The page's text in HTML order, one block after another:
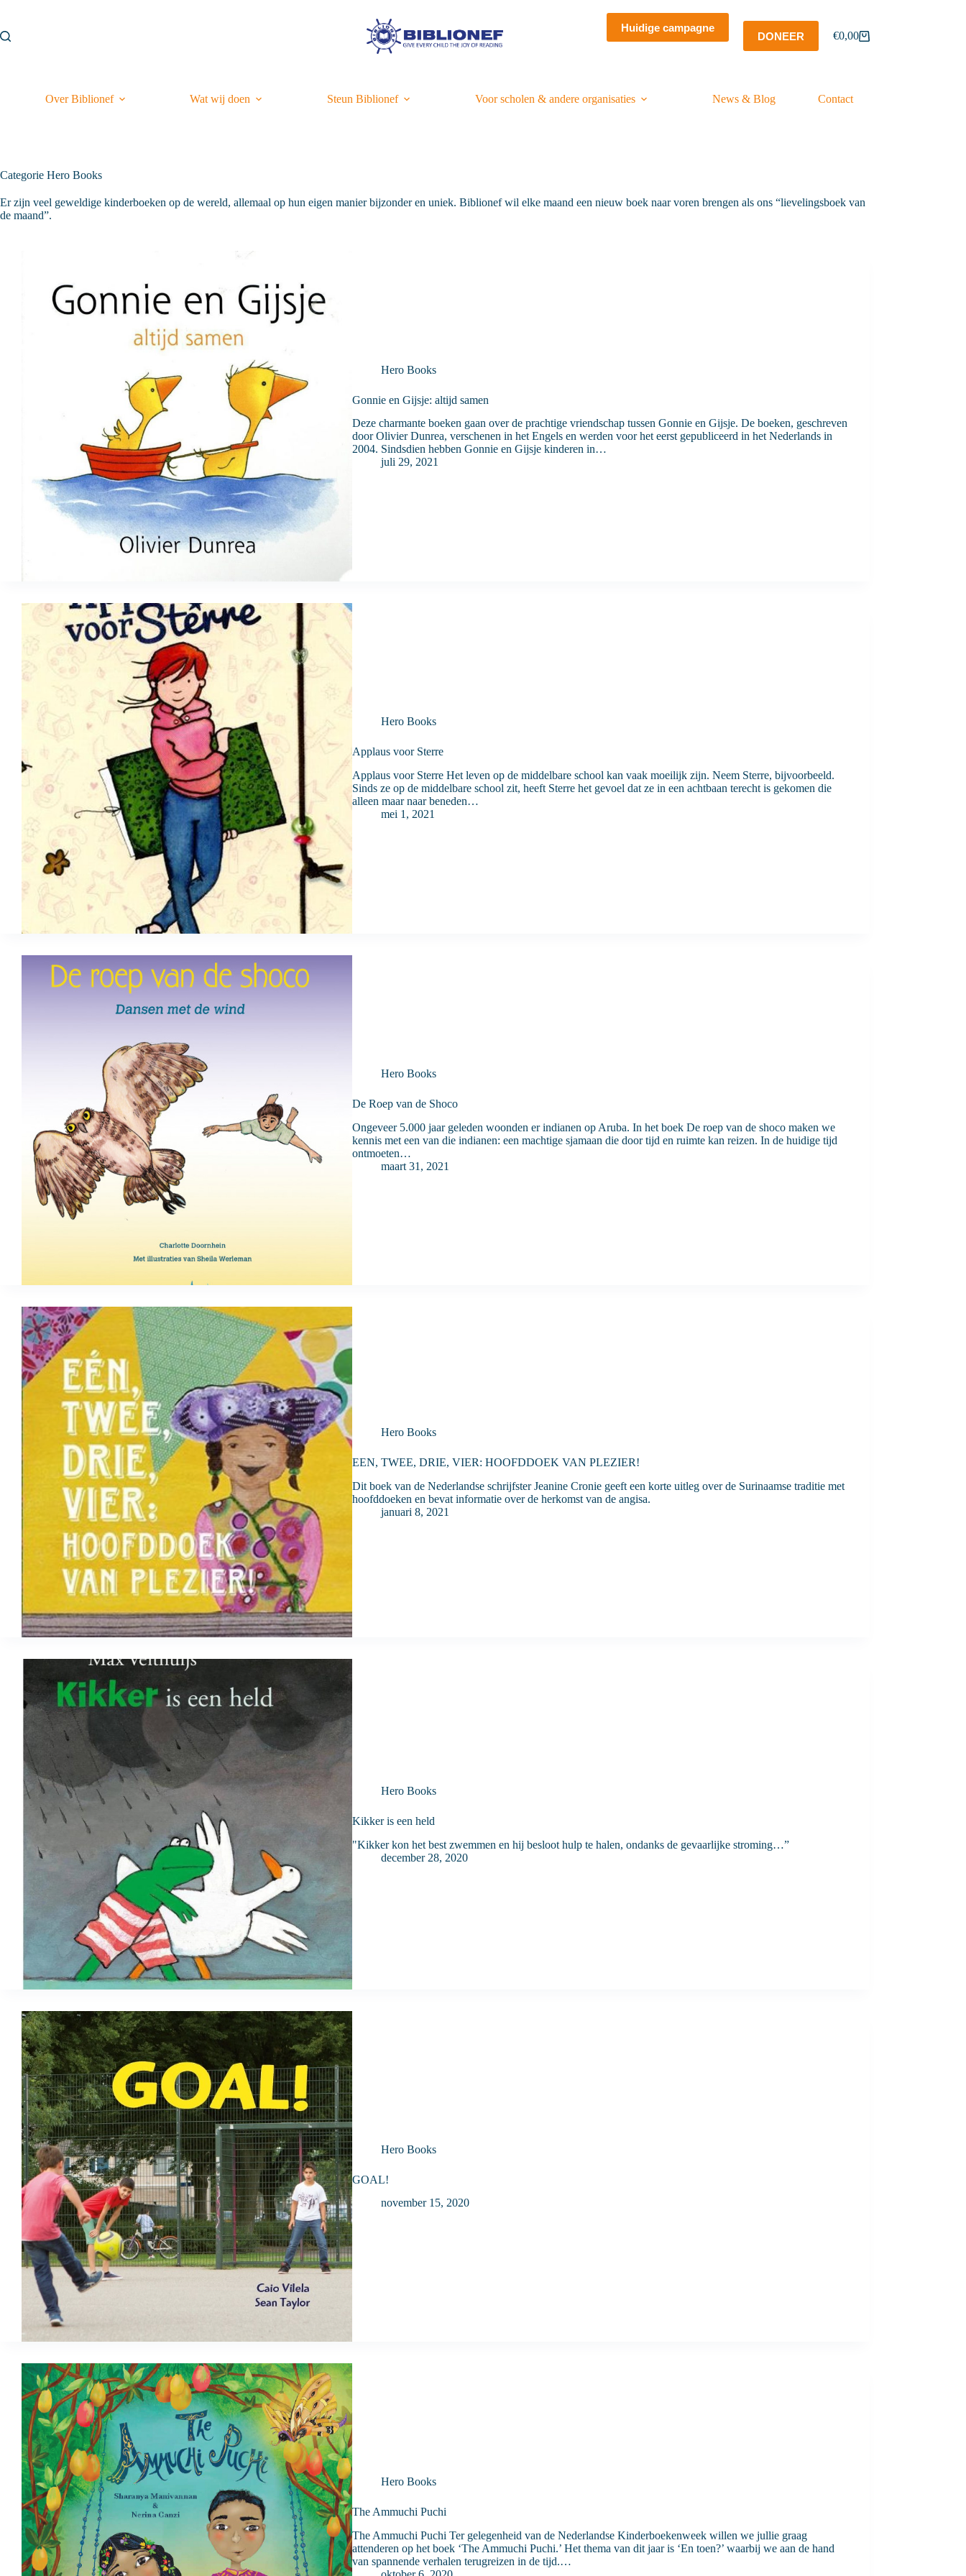
de
inhoud
Huidige campagne
DONEER Winkelwagen
€0,00
Over Biblionef Wat wij doen Steun Biblionef Voor scholen & andere organisaties News & Blog Contact
Categorie Hero Books
Er zijn veel geweldige kinderboeken op de wereld, allemaal op hun eigen manier bijzonder en uniek. Biblionef wil elke maand een nieuw boek naar voren brengen als ons “lievelingsboek van
de maand”.
Hero Books
Gonnie en Gijsje: altijd samen
Deze charmante boeken gaan over de prachtige vriendschap tussen Gonnie en Gijsje. De boeken, geschreven
door Olivier Dunrea, verschenen in het Engels en werden voor het eerst gepubliceerd in het Nederlands in
2004. Sindsdien hebben Gonnie en Gijsje kinderen in…
juli 29, 2021
Hero Books
Applaus voor Sterre
Applaus voor Sterre Het leven op de middelbare school kan vaak moeilijk zijn. Neem Sterre, bijvoorbeeld.
Sinds ze op de middelbare school zit, heeft Sterre het gevoel dat ze in een achtbaan terecht is gekomen die
alleen maar naar beneden…
mei 1, 2021
Hero Books
De Roep van de Shoco
Ongeveer 5.000 jaar geleden woonden er indianen op Aruba. In het boek De roep van de shoco maken we
kennis met een van die indianen: een machtige sjamaan die door tijd en ruimte kan reizen. In de huidige tijd
ontmoeten…
maart 31, 2021
Hero Books
EEN, TWEE, DRIE, VIER: HOOFDDOEK VAN PLEZIER!
Dit boek van de Nederlandse schrijfster Jeanine Cronie geeft een korte uitleg over de Surinaamse traditie met
hoofddoeken en bevat informatie over de herkomst van de angisa.
januari 8, 2021
Hero Books
Kikker is een held
"Kikker kon het best zwemmen en hij besloot hulp te halen, ondanks de gevaarlijke stroming…”
december 28, 2020
Hero Books
GOAL!
november 15, 2020
Hero Books
The Ammuchi Puchi
The Ammuchi Puchi Ter gelegenheid van de Nederlandse Kinderboekenweek willen we jullie graag
attenderen op het boek ‘The Ammuchi Puchi.’ Het thema van dit jaar is ‘En toen?’ waarbij we aan de hand
van spannende verhalen terugreizen in de tijd.…